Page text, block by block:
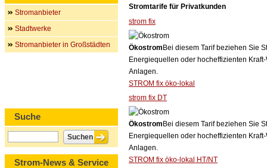
Stromtarife für Privatkunden
strom fix
Ökostrom Bei diesem Tarif beziehen Sie
Energiequellen oder hocheffizienten
Anlagen.
STROM fix öko-lokal
strom fix DT
Ökostrom Bei diesem Tarif beziehen Sie
Energiequellen oder hocheffizienten
Anlagen.
STROM fix öko-lokal HT/NT
Stromanbieter
Stadtwerke
Stromanbieter in Großstädten
Suche
Strom-News & Service